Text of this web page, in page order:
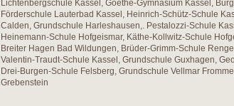
Lichtenbergschule Kassel, Goethe-Gymnasium Kassel,
Förderschule Lauterbad Kassel, Heinrich-Schütz-Schule
Calden, Grundschule Harleshausen,. Pestalozzi-Schule
Heinemann-Schule Hofgeismar, Käthe-Kollwitz-Schule
Breiter Hagen Bad Wildungen, Brüder-Grimm-Schule
Valentin-Traudt-Schule Kassel, Grundschule Guxhagen,
Drei-Burgen-Schule Felsberg, Grundschule Vellmar
Grebenstein